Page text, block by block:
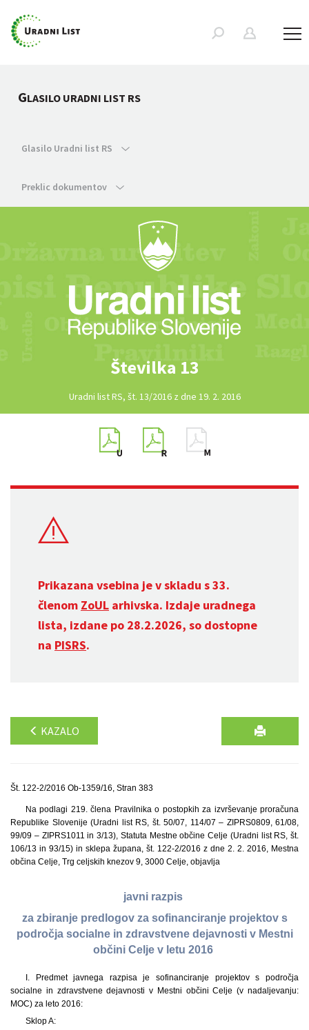
GLASILO URADNI LIST RS
Glasilo Uradni list RS
Preklic dokumentov
Številka 13
Uradni list RS, št. 13/2016 z dne 19. 2. 2016
Prikazana vsebina je v skladu s 33.
členom ZoUL arhivska. Izdaje uradnega
lista, izdane po 28.2.2026, so dostopne
na PISRS.
KAZALO
Št. 122-2/2016 Ob-1359/16, Stran 383
Na podlagi 219. člena Pravilnika o postopkih za izvrševanje proračuna
Republike Slovenije (Uradni list RS, št. 50/07, 114/07 – ZIPRS0809, 61/08,
99/09 – ZIPRS1011 in 3/13), Statuta Mestne občine Celje (Uradni list RS, št.
106/13 in 93/15) in sklepa župana, št. 122-2/2016 z dne 2. 2. 2016, Mestna
občina Celje, Trg celjskih knezov 9, 3000 Celje, objavlja
javni razpis
za zbiranje predlogov za sofinanciranje projektov s
področja socialne in zdravstvene dejavnosti v Mestni
občini Celje v letu 2016
I. Predmet javnega razpisa je sofinanciranje projektov s področja
socialne in zdravstvene dejavnosti v Mestni občini Celje (v nadaljevanju:
MOC) za leto 2016:
Sklop A: